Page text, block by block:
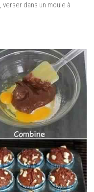
, verser dans un moule à